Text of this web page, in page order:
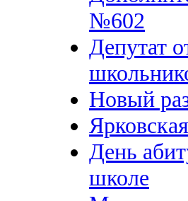
№602
Депутат
Новый
День
школе